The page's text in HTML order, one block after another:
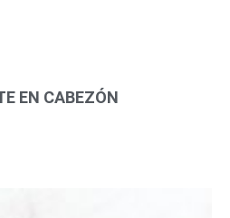
EN CABEZÓN